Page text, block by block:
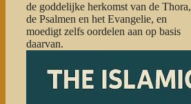
de goddelijke herkomst van de Thora,
de Psalmen en het Evangelie, en
moedigt zelfs oordelen aan op basis
daarvan.